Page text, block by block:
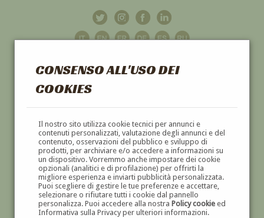
CONSENSO ALL'USO DEI
COOKIES
Il nostro sito utilizza cookie tecnici per annunci e
contenuti personalizzati, valutazione degli annunci e del
contenuto, osservazioni del pubblico e sviluppo di
prodotti, per archiviare e/o accedere a informazioni su
un dispositivo. Vorremmo anche impostare dei cookie
opzionali (analitici e di profilazione) per offrirti la
migliore esperienza e inviarti pubblicità personalizzata.
Puoi scegliere di gestire le tue preferenze e accettare,
selezionare o rifiutare tutti i cookie dal pannello
personalizza. Puoi accedere alla nostra Policy cookieed
Informativa sulla Privacy per ulteriori informazioni.
GALLERIAD'ARTE
DIPINTI E SCULTURE '800 E '900